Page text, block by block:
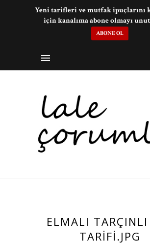
ELMALI TARÇINLI
TARIFI.JPG
Yeni tarifleri ve mutfak ipuçlarını
için kanalıma abone olmayı
ABONE OL